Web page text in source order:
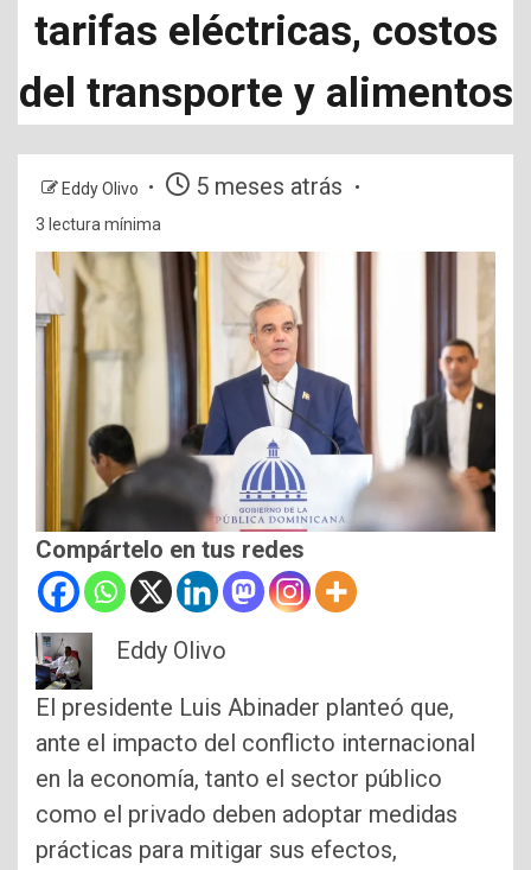
tarifas eléctricas, costos
del transporte y alimentos
Eddy Olivo 5 meses atrás
3 lectura mínima
Compártelo en tus redes
Eddy Olivo
El presidente Luis Abinader planteó que,
ante el impacto del conflicto internacional
en la economía, tanto el sector público
como el privado deben adoptar medidas
prácticas para mitigar sus efectos,